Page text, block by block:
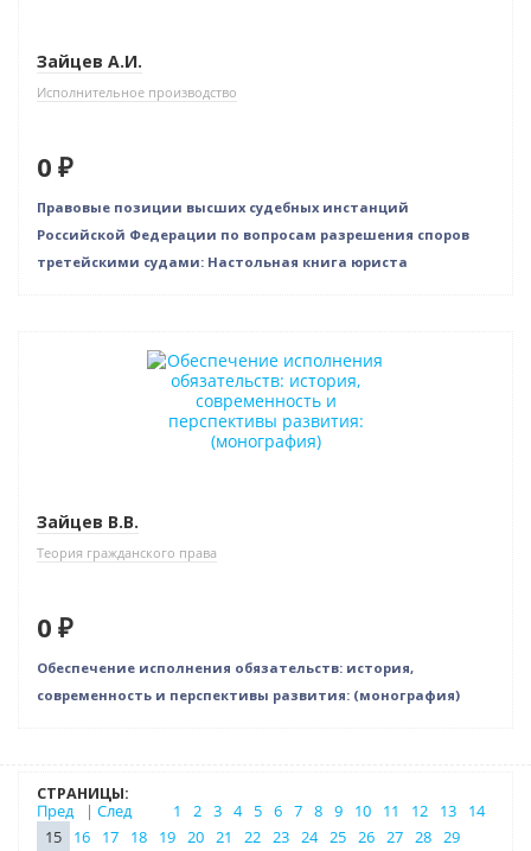
Зайцев А.И.
Исполнительное производство
0 ₽
Правовые позиции высших судебных инстанций
Российской Федерации по вопросам разрешения споров
третейскими судами: Настольная книга юриста
Зайцев В.В.
Теория гражданского права
0 ₽
Обеспечение исполнения обязательств: история,
современность и перспективы развития: (монография)
СТРАНИЦЫ:
Пред
| След 1 2 3 4 5 6 7 8 9 10 11 12 13
14
15
16 17 18 19 20 21 22 23 24 25 26 27 28 29